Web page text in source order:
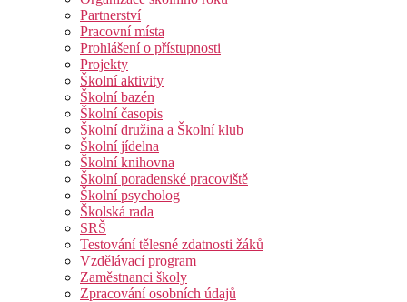
Partnerství
Pracovní místa
Prohlášení o přístupnosti
Projekty
Školní aktivity
Školní bazén
Školní časopis
Školní družina a Školní klub
Školní jídelna
Školní knihovna
Školní poradenské pracoviště
Školní psycholog
Školská rada
SRŠ
Testování tělesné zdatnosti žáků
Vzdělávací program
Zaměstnanci školy
Zpracování osobních údajů